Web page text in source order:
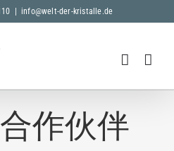
info@welt-der-kristalle.de
作伙伴